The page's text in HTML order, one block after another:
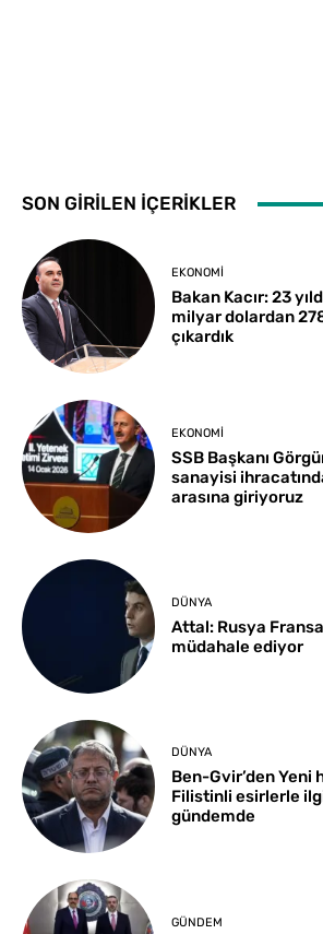
SON GİRİLEN İÇERİKLER
EKONOMI
Bakan Kacır: 23
milyar dolardan
çıkardık
EKONOMI
SSB Başkanı
sanayisi
arasına giriyoruz
DÜNYA
Attal: Rusya
müdahale ediyor
DÜNYA
Ben-Gvir’den Yeni
Filistinli esirlerle
gündemde
GÜNDEM